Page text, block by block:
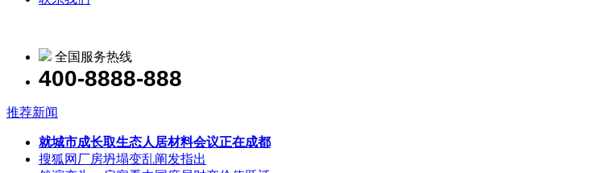
全国服务热线
400-8888-888
推荐新闻
就城市成长取生态人居材料会议正在成都
搜狐网厂房坍塌变乱阐发指出